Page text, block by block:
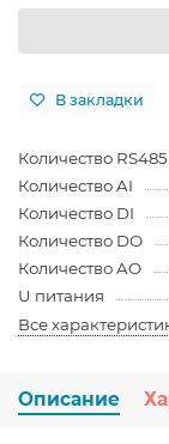
В закладки
Количество RS485
Количество AI
Количество DI
Количество DO
Количество AO
U питания
Все
Описание